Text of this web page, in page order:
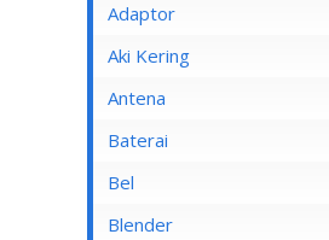
Adaptor
Aki Kering
Antena
Baterai
Bel
Blender